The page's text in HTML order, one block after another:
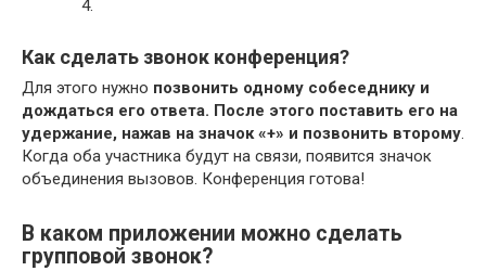
4.
Как сделать звонок конференция?
Для этого нужно позвонить одному собеседнику и
дождаться его ответа. После этого поставить его на
удержание, нажав на значок «+» и позвонить второму.
Когда оба участника будут на связи, появится значок
объединения вызовов. Конференция готова!
В каком приложении можно сделать
групповой звонок?